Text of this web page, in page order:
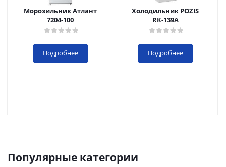
Морозильник Атлант
7204-100
Подробнее
Холодильник POZIS
RК-139А
Подробнее
Популярные категории